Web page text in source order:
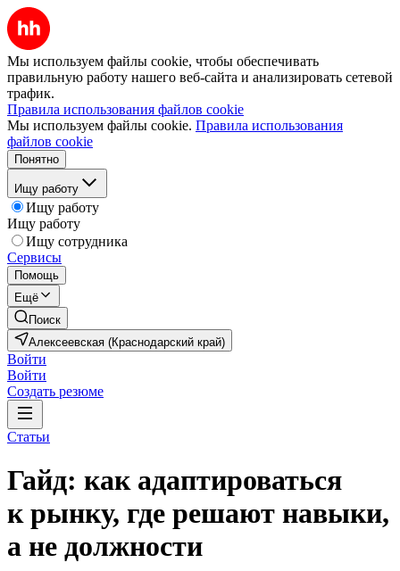
Мы используем файлы cookie, чтобы обеспечивать
правильную работу нашего веб-сайта и анализировать сетевой
трафик.
Правила использования файлов cookie
Мы используем файлы cookie. Правила использования
файлов cookie
Понятно
Ищу работу
Ищу работу
Ищу работу
Ищу сотрудника
Сервисы
Помощь
Ещё
Поиск
Алексеевская (Краснодарский край)
Войти
Войти
Создать резюме
Статьи
Гайд: как адаптироваться
к рынку, где решают навыки,
а не должности